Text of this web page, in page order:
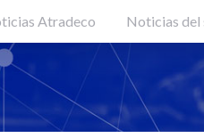
Atradeco Noticias del